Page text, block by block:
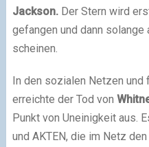
Jackson.Der Stern wird
gefangen und dann
scheinen.
In den sozialen Netzen
erreichte der Tod von
Punkt von Uneinigkeit aus.
und AKTEN, die im Netz